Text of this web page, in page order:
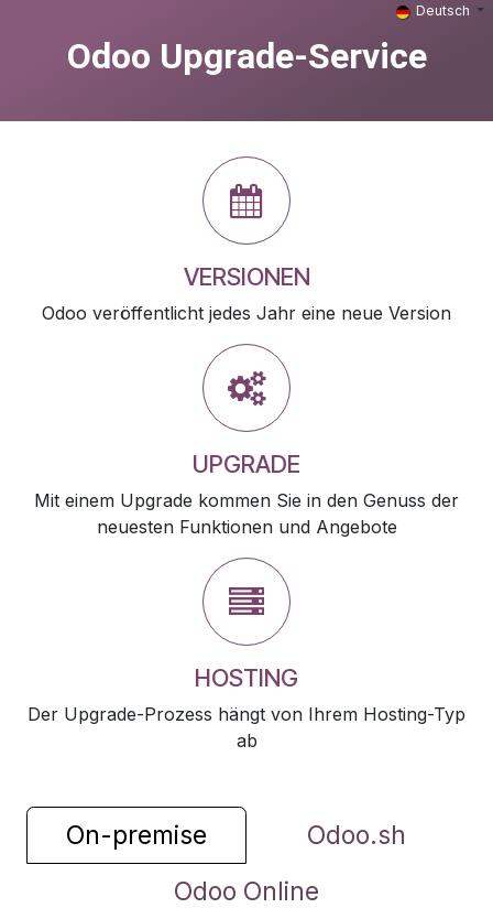
Deutsch
Odoo Upgrade-Service
VERSIONEN
Odoo veröffentlicht jedes Jahr eine neue Version
UPGRADE
Mit einem Upgrade kommen Sie in den Genuss der
neuesten Funktionen und Angebote
HOSTING
Der Upgrade-Prozess hängt von Ihrem Hosting-Typ
ab
On-premise
Odoo.sh
Odoo Online